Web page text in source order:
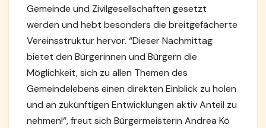
Gemeinde und Zivilgesellschaften gesetzt
werden und hebt besonders die breitgefächerte
Vereinsstruktur hervor. “Dieser Nachmittag
bietet den Bürgerinnen und Bürgern die
Möglichkeit, sich zu allen Themen des
Gemeindelebens einen direkten Einblick zu holen
und an zukünftigen Entwicklungen aktiv Anteil zu
nehmen!“, freut sich Bürgermeisterin Andrea Kö